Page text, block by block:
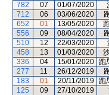
782
07 01/07/2020
712
06 03/06/2020
652
01 13/05/2020
556
09 08/04/2020
510
12 22/03/2020
458
13 01/03/2020
336
04 15/01/2020 跑
277
11 26/12/2019
183
01 20/11/2019 跑
125
09 27/10/2019